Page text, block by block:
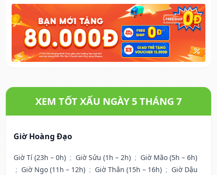
XEM TỐT XẤU NGÀY 5 THÁNG 7
Giờ Hoàng Đạo
Giờ Tí (23h – 0h) ; Giờ Sửu (1h – 2h) ; Giờ Mão (5h – 6h)
; Giờ Ngọ (11h – 12h) ; Giờ Thân (15h – 16h) ; Giờ Dậu